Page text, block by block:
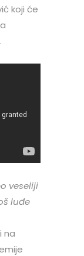
koji će
veseliji
luđe
na